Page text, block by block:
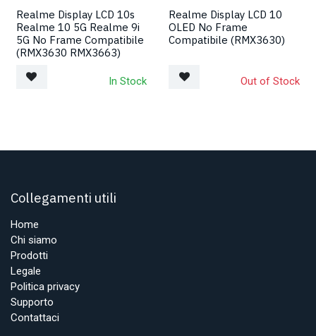
Realme Display LCD 10s
Realme 10 5G Realme 9i
5G No Frame Compatibile
(RMX3630 RMX3663)
In Stock
Realme Display LCD 10
OLED No Frame
Compatibile (RMX3630)
Out of Stock
Collegamenti utili
Home
Chi siamo
Prodotti
Legale
Politica privacy
Supporto
Contattaci